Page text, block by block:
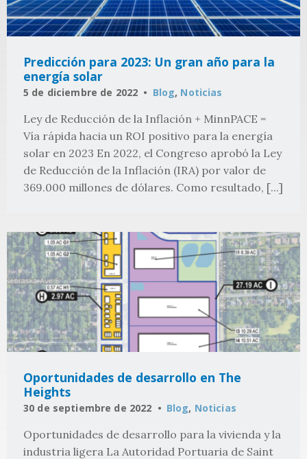
Predicción para 2023: Un gran año para la
energía solar
5 de diciembre de 2022 Blog, Noticias
Ley de Reducción de la Inflación + MinnPACE =
Vía rápida hacia un ROI positivo para la energía
solar en 2023 En 2022, el Congreso aprobó la Ley
de Reducción de la Inflación (IRA) por valor de
369.000 millones de dólares. Como resultado, [...]
Oportunidades de desarrollo en The
Heights
30 de septiembre de 2022 Blog, Noticias
Oportunidades de desarrollo para la vivienda y la
industria ligera La Autoridad Portuaria de Saint